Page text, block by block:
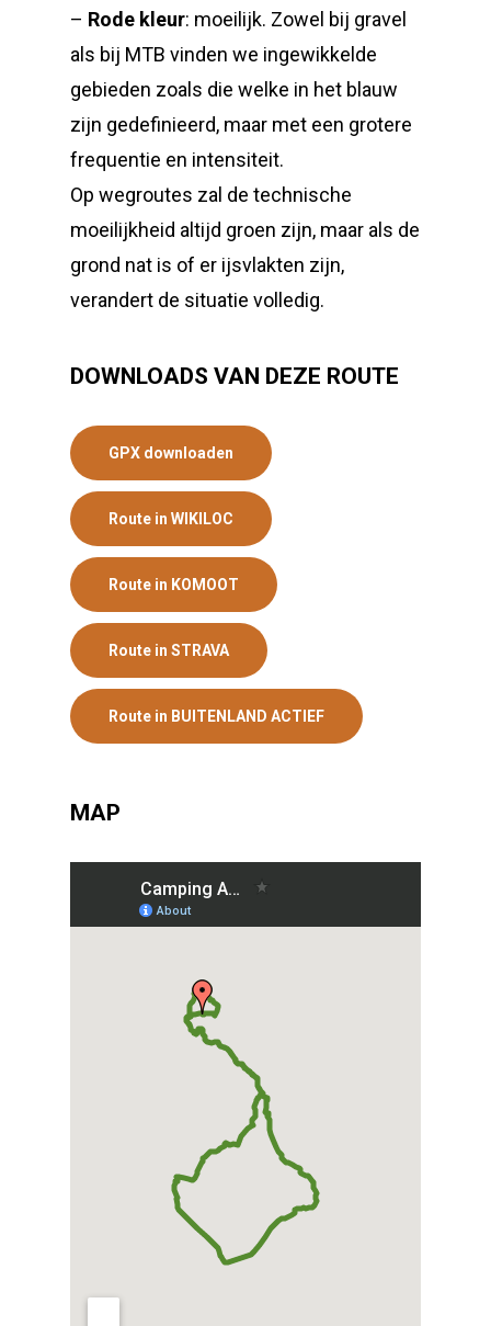
– Rode kleur: moeilijk. Zowel bij gravel
als bij MTB vinden we ingewikkelde
gebieden zoals die welke in het blauw
zijn gedefinieerd, maar met een grotere
frequentie en intensiteit.
Op wegroutes zal de technische
moeilijkheid altijd groen zijn, maar als de
grond nat is of er ijsvlakten zijn,
verandert de situatie volledig.
DOWNLOADS VAN DEZE ROUTE
GPX downloaden
Route in WIKILOC
Route in KOMOOT
Route in STRAVA
Route in BUITENLAND ACTIEF
MAP